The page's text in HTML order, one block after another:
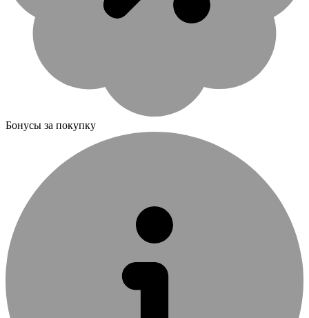
Бонусы за покупку